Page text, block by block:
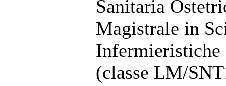
Sanitaria
Magistrale in
Infermieristiche
(classe LM/